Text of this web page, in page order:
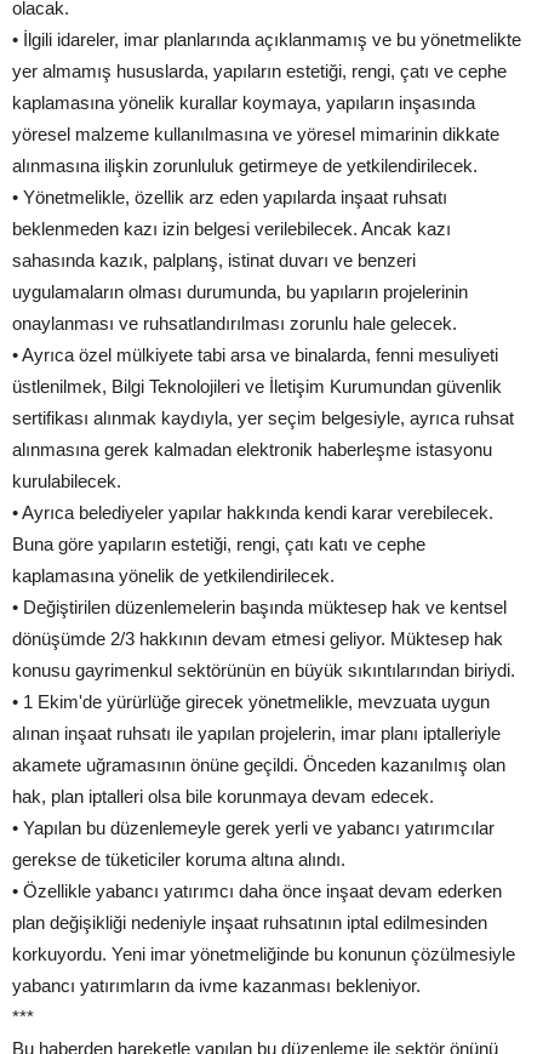
olacak.
• İlgili idareler, imar planlarında açıklanmamış ve bu yönetmelikte
yer almamış hususlarda, yapıların estetiği, rengi, çatı ve cephe
kaplamasına yönelik kurallar koymaya, yapıların inşasında
yöresel malzeme kullanılmasına ve yöresel mimarinin dikkate
alınmasına ilişkin zorunluluk getirmeye de yetkilendirilecek.
• Yönetmelikle, özellik arz eden yapılarda inşaat ruhsatı
beklenmeden kazı izin belgesi verilebilecek. Ancak kazı
sahasında kazık, palplanş, istinat duvarı ve benzeri
uygulamaların olması durumunda, bu yapıların projelerinin
onaylanması ve ruhsatlandırılması zorunlu hale gelecek.
• Ayrıca özel mülkiyete tabi arsa ve binalarda, fenni mesuliyeti
üstlenilmek, Bilgi Teknolojileri ve İletişim Kurumundan güvenlik
sertifikası alınmak kaydıyla, yer seçim belgesiyle, ayrıca ruhsat
alınmasına gerek kalmadan elektronik haberleşme istasyonu
kurulabilecek.
• Ayrıca belediyeler yapılar hakkında kendi karar verebilecek.
Buna göre yapıların estetiği, rengi, çatı katı ve cephe
kaplamasına yönelik de yetkilendirilecek.
• Değiştirilen düzenlemelerin başında müktesep hak ve kentsel
dönüşümde 2/3 hakkının devam etmesi geliyor. Müktesep hak
konusu gayrimenkul sektörünün en büyük sıkıntılarından biriydi.
• 1 Ekim'de yürürlüğe girecek yönetmelikle, mevzuata uygun
alınan inşaat ruhsatı ile yapılan projelerin, imar planı iptalleriyle
akamete uğramasının önüne geçildi. Önceden kazanılmış olan
hak, plan iptalleri olsa bile korunmaya devam edecek.
• Yapılan bu düzenlemeyle gerek yerli ve yabancı yatırımcılar
gerekse de tüketiciler koruma altına alındı.
• Özellikle yabancı yatırımcı daha önce inşaat devam ederken
plan değişikliği nedeniyle inşaat ruhsatının iptal edilmesinden
korkuyordu. Yeni imar yönetmeliğinde bu konunun çözülmesiyle
yabancı yatırımların da ivme kazanması bekleniyor.
***
Bu haberden hareketle yapılan bu düzenleme ile sektör önünü